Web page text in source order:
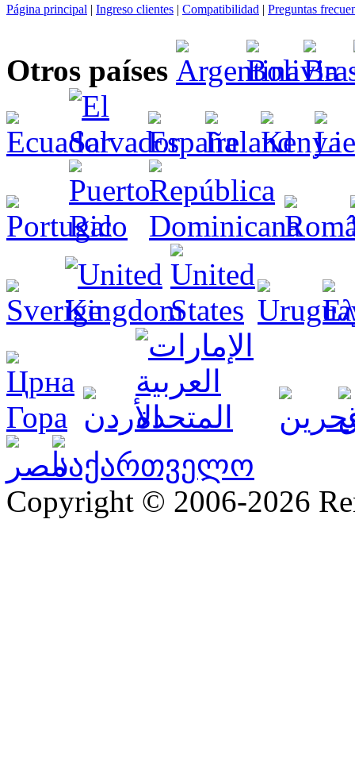
Página principal | Ingreso clientes | Compatibilidad | Preguntas
Otros países
Copyright © 2006-2026